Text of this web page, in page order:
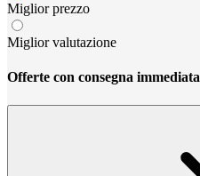
Miglior prezzo
Miglior valutazione
Offerte con consegna immediata